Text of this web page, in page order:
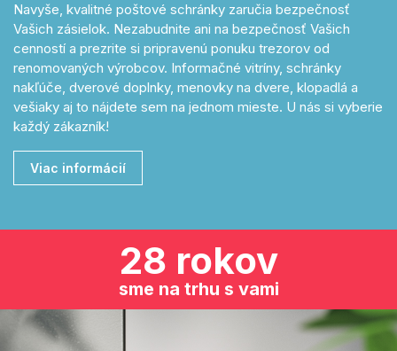
Navyše, kvalitné poštové schránky zaručia bezpečnosť
Vašich zásielok. Nezabudnite ani na bezpečnosť Vašich
cenností a prezrite si pripravenú ponuku trezorov od
renomovaných výrobcov. Informačné vitríny, schránky
nakľúče, dverové doplnky, menovky na dvere, klopadlá a
vešiaky aj to nájdete sem na jednom mieste. U nás si vyberie
každý zákazník!
Viac informácií
28 rokov
sme na trhu s vami